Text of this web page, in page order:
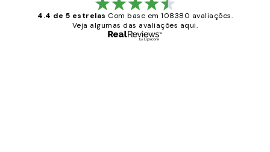
4.4 de 5 estrelas Com base em 108380 avaliações.
Veja algumas das avaliações aqui.